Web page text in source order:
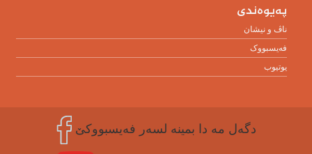
پەیوەندی
ناڤ و نیشان
فەیسبووک
یوتیوب
دگه‌ل مه‌ دا بمینه‌ لسه‌ر فه‌یسبووکێ